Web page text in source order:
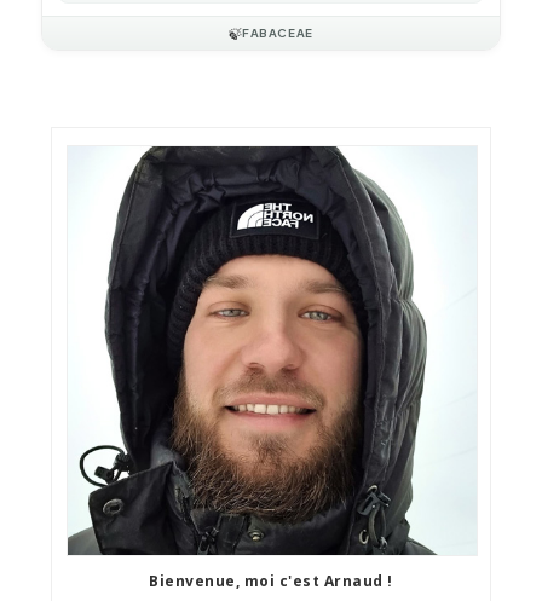
🍃FABACEAE
Bienvenue, moi c'est Arnaud !